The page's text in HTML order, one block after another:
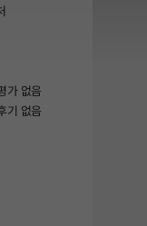
록색이
록색을
으로
록색이
가 없음
기 없음